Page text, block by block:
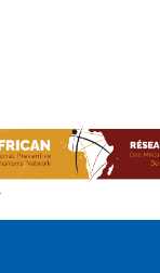
Skip
to
main
content